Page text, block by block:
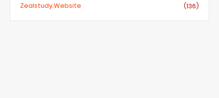
Zealstudy.website
(136)